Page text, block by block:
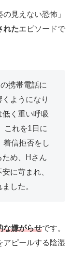
見えない恐怖」
れたエピソードで
携帯電話に
ようになり
く重い呼吸
これを1日に
着信拒否をし
ため、Hさん
に苛まれ、
した。
な嫌がらせです。
アピールする陰湿